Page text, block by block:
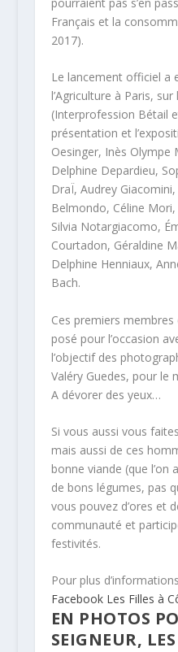
Français et la
2017).
Le lancement officiel a
l’Agriculture à Paris,
(Interprofession Bétail
présentation et
Oesinger, Inès Olympe
Delphine Depardieu,
DraÏ, Audrey
Belmondo, Céline
Silvia Notargiacomo,
Courtadon, Géraldine
Delphine Henniaux,
Bach.
Ces premiers
posé pour l’occasion
l’objectif des
Valéry Guedes, pour le
A dévorer des yeux…
Si vous aussi vous
mais aussi de ces
bonne viande (que l’on
de bons légumes, pas
vous pouvez d’ores et
communauté et
festivités.
Pour plus
Facebook Les Filles à
EN PHOTOS
SEIGNEUR,